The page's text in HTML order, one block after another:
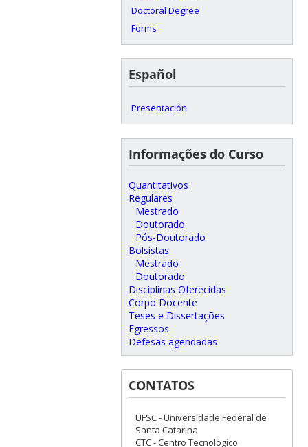
Doctoral Degree
Forms
Español
Presentación
Informações do Curso
Quantitativos
Regulares
Mestrado
Doutorado
Pós-Doutorado
Bolsistas
Mestrado
Doutorado
Disciplinas Oferecidas
Corpo Docente
Teses e Dissertações
Egressos
Defesas agendadas
CONTATOS
UFSC - Universidade Federal de
Santa Catarina
CTC - Centro Tecnológico